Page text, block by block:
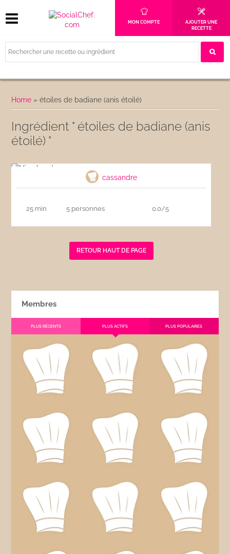
MON COMPTE
AJOUTER UNE
RECETTE
Home »étoiles de badiane (anis étoilé)
Ingrédient " étoiles de badiane (anis
étoilé) "
cassandre
25 min 5 personnes 0.0/5
RETOUR HAUT DE PAGE
Membres
PLUS RÉCENTS PLUS ACTIFS PLUS POPULAIRES